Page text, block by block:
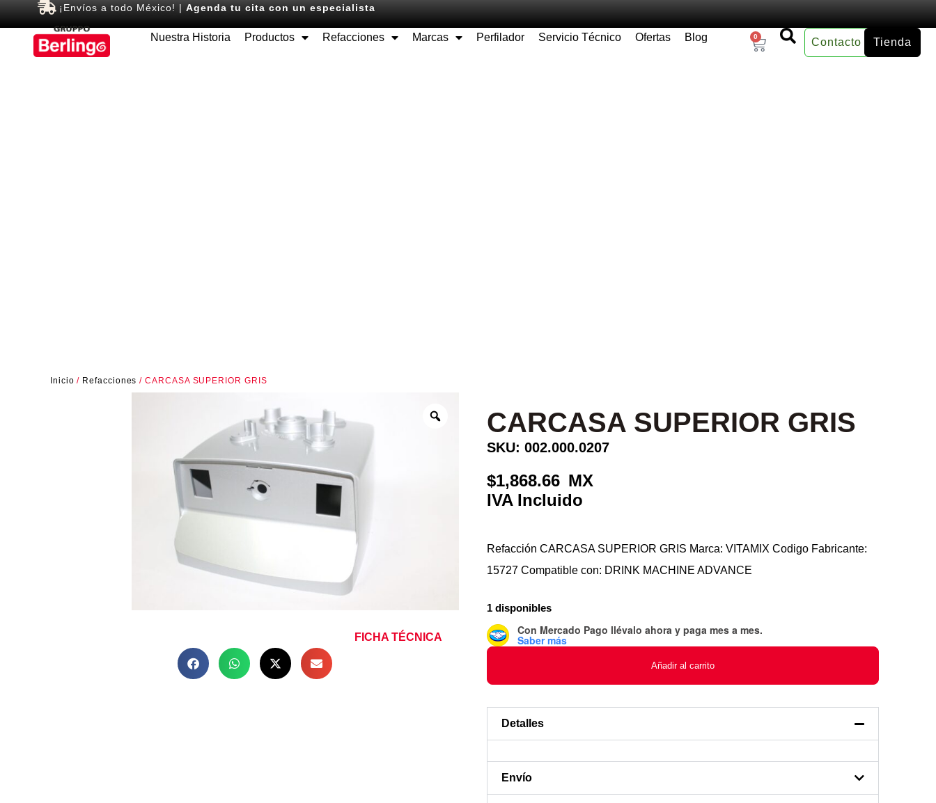
¡Envíos a todo México! | Agenda tu cita con un especialista
Nuestra Historia Productos Refacciones Marcas Perfilador Servicio Técnico Ofertas Blog 0 Contacto Tienda
Inicio / Refacciones / CARCASA SUPERIOR GRIS
FICHA TÉCNICA
CARCASA SUPERIOR GRIS
SKU: 002.000.0207
1,868.66
Refacción CARCASA SUPERIOR GRIS Marca: VITAMIX Codigo Fabricante:
15727 Compatible con: DRINK MACHINE ADVANCE
1 disponibles
Con Mercado Pago llévalo ahora y paga mes a mes.
Saber más
Añadir al carrito
Detalles
Envío
Equipos